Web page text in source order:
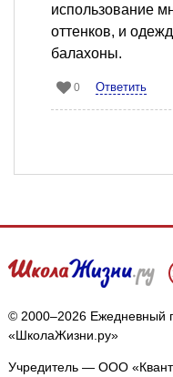
использование
оттенков, и
балахоны.
0 Ответить
© 2000–2026 Ежедневный
«ШколаЖизни.ру»
Учредитель — ООО